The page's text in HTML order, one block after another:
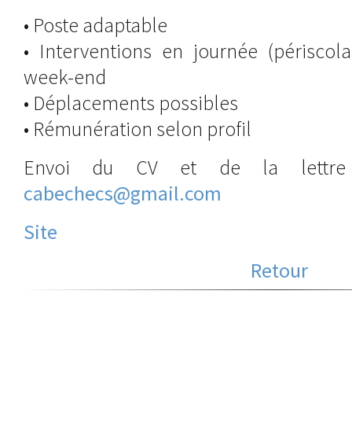
• Poste adaptable
• Interventions en journée
week-end
• Déplacements possibles
• Rémunération selon profil
Envoi du CV et de la lettre
cabechecs@gmail.com
Site
Retour